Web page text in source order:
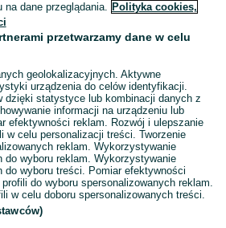
na dane przeglądania. Polityka cookies,
przetwarzamy dane w celu
geolokalizacyjnych. Aktywne
urządzenia do celów identyfikacji.
dzięki statystyce lub kombinacji danych z
informacji na urządzeniu lub
efektywności reklam. Rozwój i ulepszanie
w celu personalizacji treści. Tworzenie
reklam. Wykorzystywanie
do wyboru reklam. Wykorzystywanie
do wyboru treści. Pomiar efektywności
do wyboru spersonalizowanych reklam.
w celu doboru spersonalizowanych treści.